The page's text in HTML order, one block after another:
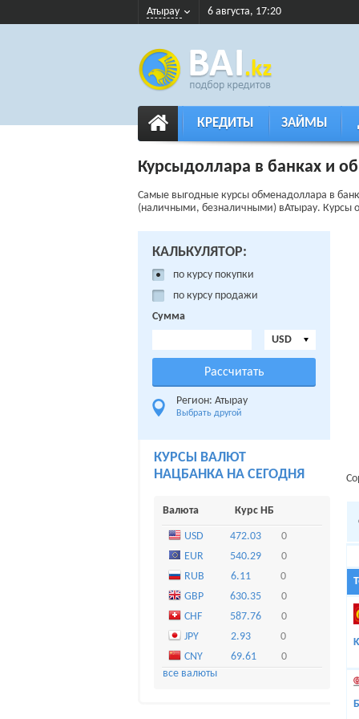
Атырау 6 августа, 17:20
КРЕДИТЫ ЗАЙМЫ
Курсыдоллара в банках и
Самые выгодные курсы обменадоллара в
(наличными, безналичными) вАтырау. Курсы
КАЛЬКУЛЯТОР:
по курсу покупки
по курсу продажи
Сумма
USD
Регион: Атырау
Выбрать другой
КУРСЫ ВАЛЮТ
НАЦБАНКА НА СЕГОДНЯ
Валюта Курс НБ
USD 472.03
0
EUR
540.29
0
RUB
6.11
0
GBP
630.35
0
CHF
587.76
0
JPY
2.93
0
CNY
69.61
0
все валюты